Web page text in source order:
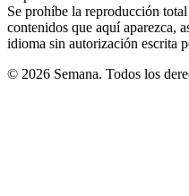
Se prohíbe la reproducción
contenidos que aquí aparezca,
idioma sin autorización escrita
© 2026 Semana. Todos los